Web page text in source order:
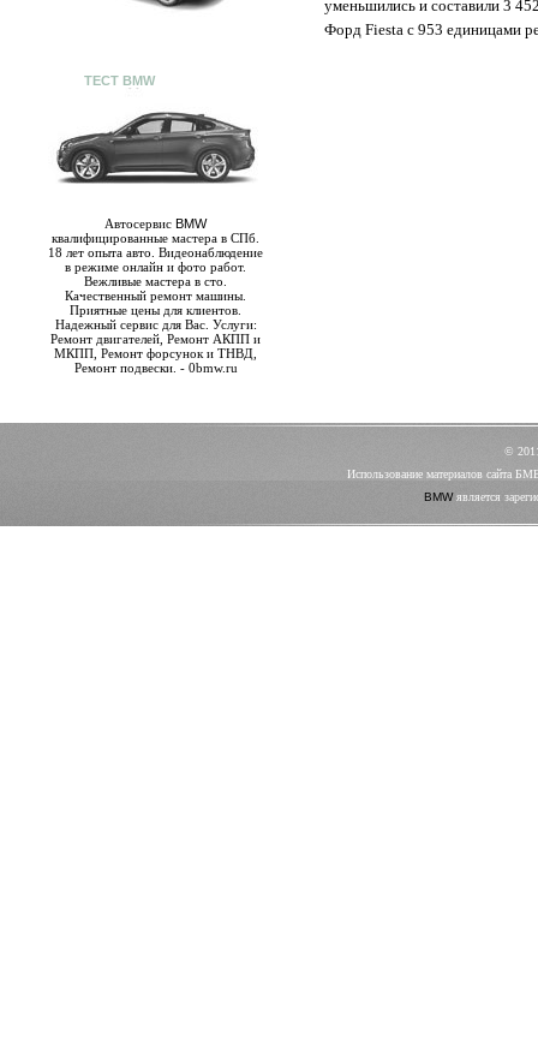
ТЕСТ BMW
АвтосервисBMW
квалифицированные мастера в СПб.
18 лет опыта авто. Видеонаблюдение
в режиме онлайн и фото работ.
Вежливые мастера в сто.
Качественный ремонт машины.
Приятные цены для клиентов.
Надежный сервис для Вас. Услуги:
Ремонт двигателей, Ремонт АКПП и
МКПП, Ремонт форсунок и ТНВД,
Ремонт подвески. - 0bmw.ru
уменьшились и составили 3
Форд Fiesta с 953 единицами
©
Использование материалов сайта
BMWявляется